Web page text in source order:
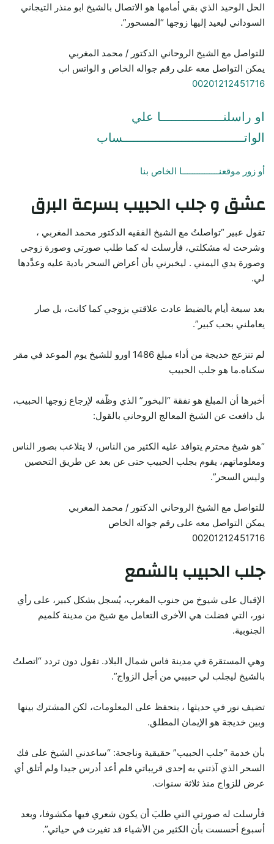
الحل الوحيد الذي بقي أمامها هو الاتصال بالشيخ ابو منذر التيجاني
السوداني ليعيد إليها زوجها “المسحور”.
للتواصل مع الشيخ الروحاني الدكتور / محمد المغربي
يمكن التواصل معه على رقم جواله الخاص و الواتس اب
00201212451716
او راسلنـــــــــــــــــا علي
الواتـــــــــــــــــــــــــــــــــساب
أو زور موقعنـــــــــــــــا الخاص بنا
عشق و جلب الحبيب بسرعة البرق
تقول عبير “تواصلتُ مع الشيخ الفقيه الدكتور محمد المغربي ،
وشرحت له مشكلتي، فأرسلت له كما طلب صورتي وصورة زوجي
وصورة يدي اليمني . ليخبرني بأن أعراض السحر بادية عليه وعدَّدها
لي.
بعد سبعة أيام بالضبط عادت علاقتي بزوجي كما كانت، بل صار
يعاملني بحب كبير”.
لم تنزعج خديجة من أداء مبلغ 1486 اورو للشيخ يوم الموعد في مقر
سكناه.ما هو جلب الحبيب
أخبرها أن المبلغ هو نفقة “البخور” الذي وظّفه لإرجاع زوجها الحبيب،
بل دافعت عن الشيخ المعالج الروحاني بالقول:
“هو شيخ محترم يتوافد عليه الكثير من الناس، لا يتلاعب بصور الناس
ومعلوماتهم، يقوم بجلب الحبيب حتى عن بعد عن طريق التحصين
وليس السحر”.
للتواصل مع الشيخ الروحاني الدكتور / محمد المغربي
يمكن التواصل معه على رقم جواله الخاص
00201212451716
جلب الحبيب بالشمع
الإقبال على شيوخ من جنوب المغرب، يُسجل بشكل كبير، على رأي
نور، التي فضلت هي الأخرى التعامل مع شيخ من مدينة كلميم
الجنوبية.
وهي المستقرة في مدينة فاس شمال البلاد. تقول دون تردد “اتصلتُ
بالشيخ ليجلب لي حبيبي من أجل الزواج”.
تضيف نور في حديثها ، بتحفظ على المعلومات، لكن المشترك بينها
وبين خديجة هو الإيمان المطلق.
بأن خدمة “جلب الحبيب” حقيقية وناجحة: “ساعدني الشيخ على فك
السحر الذي آذتني به إحدى قريباتي فلم أعد أدرس جيدا ولم أتلق أي
عرض للزواج منذ ثلاثة سنوات.
فأرسلت له صورتي التي طلبَ أن يكون شعري فيها مكشوفا، وبعد
أسبوع أحسست بأن الكثير من الأشياء قد تغيرت في حياتي”.